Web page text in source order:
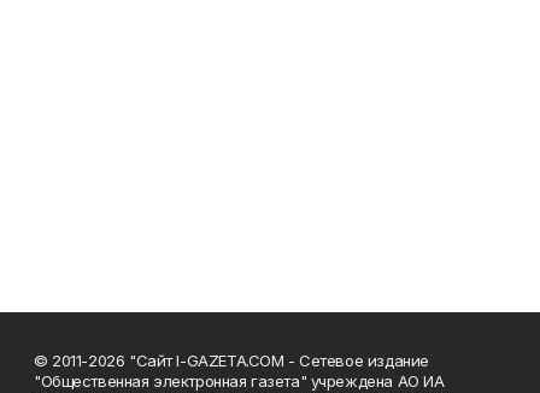
© 2011-2026 "Сайт I-GAZETA.COM - Сетевое издание
"Общественная электронная газета" учреждена АО ИА